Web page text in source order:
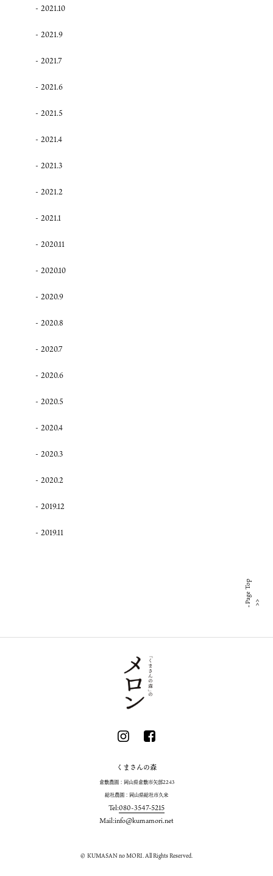
2021.10
2021.9
2021.7
2021.6
2021.5
2021.4
2021.3
2021.2
2021.1
2020.11
2020.10
2020.9
2020.8
2020.7
2020.6
2020.5
2020.4
2020.3
2020.2
2019.12
2019.11
くまさんの森
倉敷農園：岡山県倉敷市矢部2243
総社農園：岡山県総社市久米
Tel:080-3547-5215
Mail:info@kumamori.net
Page Top
© KUMASAN no MORI. All Rights Reserved.